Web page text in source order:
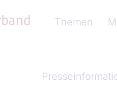
Themen